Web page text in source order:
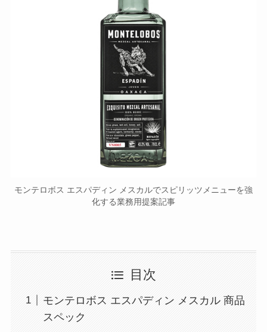
モンテロボス エスパディン メスカルでスピリッツメニューを強
化する業務用提案記事
目次
モンテロボス エスパディン メスカル 商品
スペック